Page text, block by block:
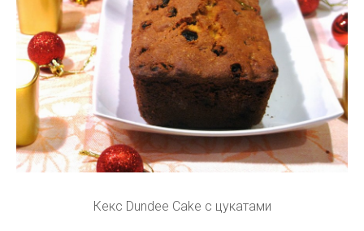
Кекс Dundee Cake с цукатами